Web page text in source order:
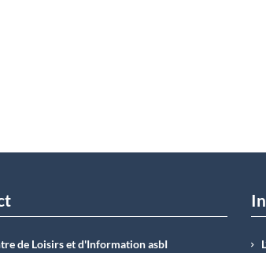
de Loisirs et d'Information asbI